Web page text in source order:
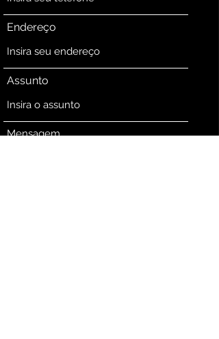
Endereço
Assunto
Mensagem